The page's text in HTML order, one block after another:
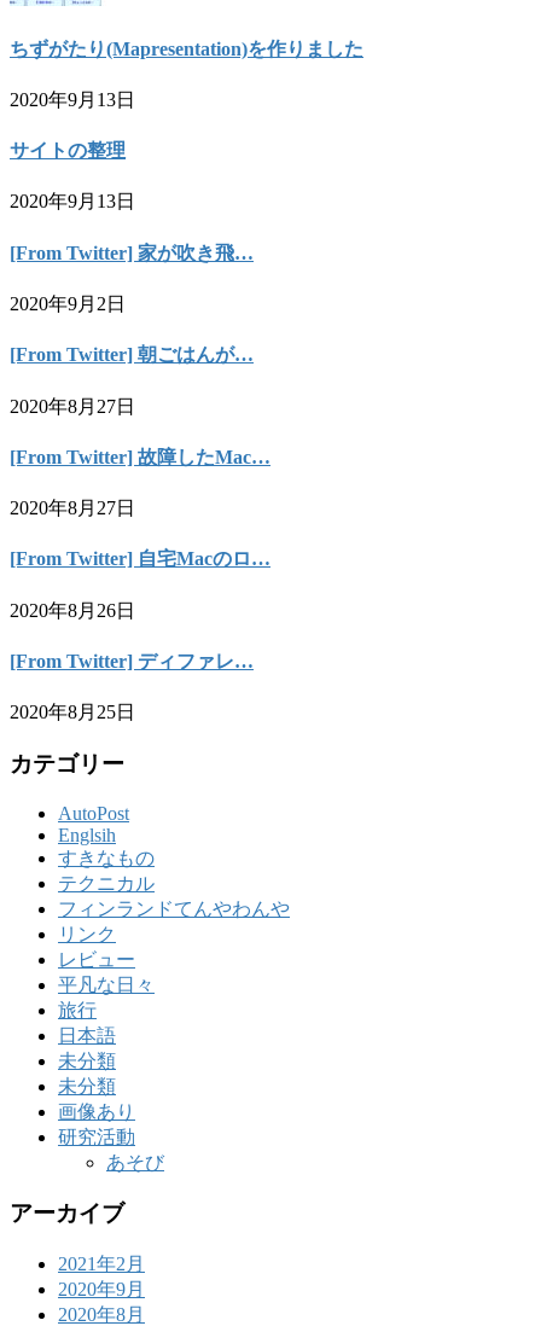
ちずがたり(Mapresentation)を作りました
2020年9月13日
サイトの整理
2020年9月13日
[From Twitter] 家が吹き飛…
2020年9月2日
[From Twitter] 朝ごはんが…
2020年8月27日
[From Twitter] 故障したMac…
2020年8月27日
[From Twitter] 自宅Macのロ…
2020年8月26日
[From Twitter] ディファレ…
2020年8月25日
カテゴリー
AutoPost
Englsih
すきなもの
テクニカル
フィンランドてんやわんや
リンク
レビュー
平凡な日々
旅行
日本語
未分類
未分類
画像あり
研究活動
あそび
アーカイブ
2021年2月
2020年9月
2020年8月